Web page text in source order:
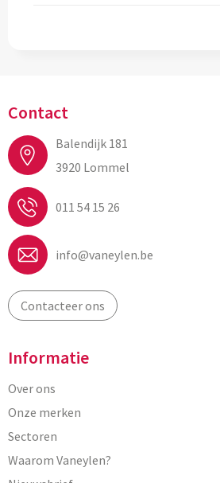
Contact
Balendijk 181
3920 Lommel
011 54 15 26
info@vaneylen.be
Contacteer ons
Informatie
Over ons
Onze merken
Sectoren
Waarom Vaneylen?